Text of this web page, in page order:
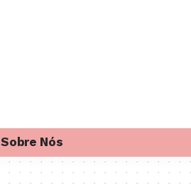
Sobre Nós